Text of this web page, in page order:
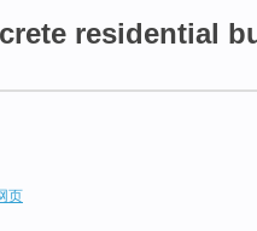
residential
页